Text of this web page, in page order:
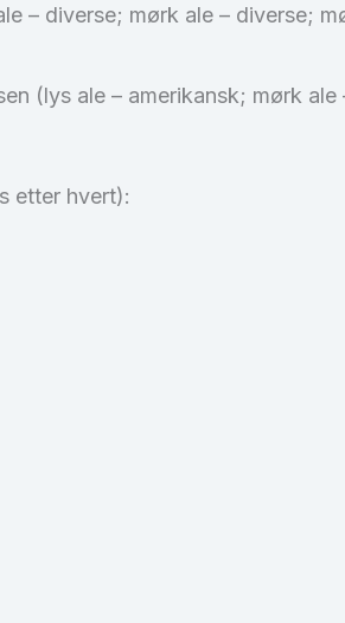
– diverse; mørk ale – diverse;
(lys ale – amerikansk; mørk
etter hvert):